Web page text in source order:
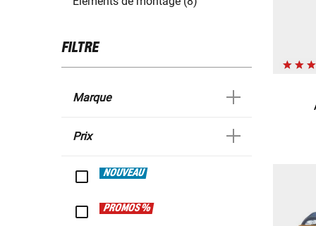
FILTRE
Marque
Prix
NOUVEAU
PROMOS %